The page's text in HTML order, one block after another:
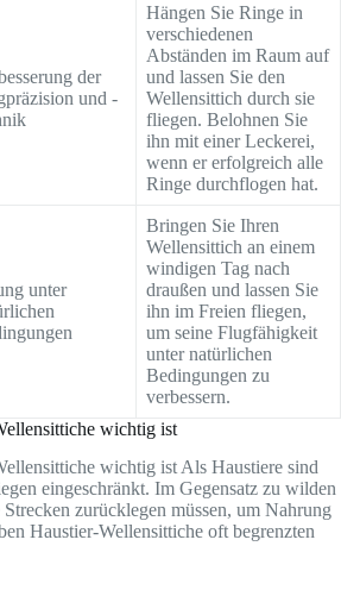
der
und -
Hängen Sie Ringe in
verschiedenen
Abständen im Raum auf
und lassen Sie den
Wellensittich durch sie
fliegen. Belohnen Sie
ihn mit einer Leckerei,
wenn er erfolgreich alle
Ringe durchflogen hat.
unter
Bringen Sie Ihren
Wellensittich an einem
windigen Tag nach
draußen und lassen Sie
ihn im Freien fliegen,
um seine Flugfähigkeit
unter natürlichen
Bedingungen zu
verbessern.
wichtig ist
wichtig ist Als Haustiere sind
eingeschränkt. Im Gegensatz zu wilden
zurücklegen müssen, um Nahrung
Haustier-Wellensittiche oft begrenzten